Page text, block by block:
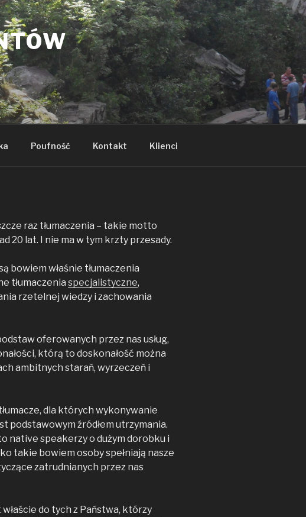
Poufność Kontakt Klienci
raz tłumaczenia – takie motto
20 lat. I nie ma w tym krzty przesady.
bowiem właśnie tłumaczenia
tłumaczenia specjalistyczne,
rzetelnej wiedzy i zachowania
oferowanych przez nas usług,
którą to doskonałość można
ambitnych starań, wyrzeczeń i
dla których wykonywanie
podstawowym źródłem utrzymania.
native speakerzy o dużym dorobku i
takie bowiem osoby spełniają nasze
zatrudnianych przez nas
do tych z Państwa, którzy